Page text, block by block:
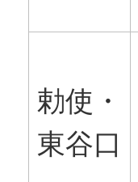
勅使・
東谷口